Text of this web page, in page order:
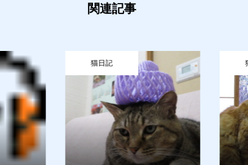
猫日記
関連記事
猫日記 猫日記